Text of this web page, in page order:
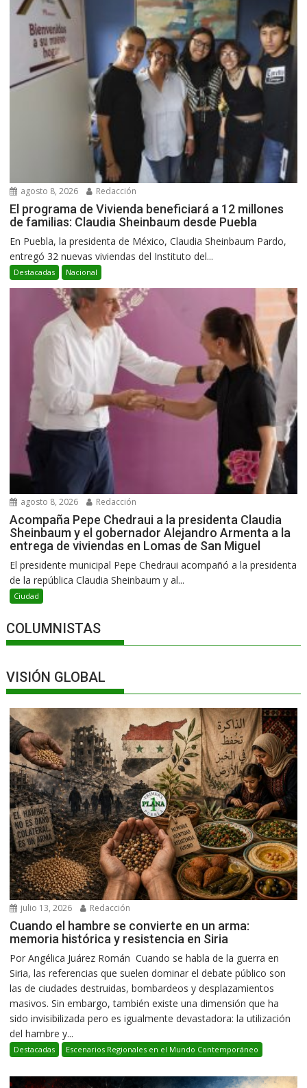
agosto 8, 2026 Redacción
El programa de Vivienda beneficiará a 12 millones
de familias: Claudia Sheinbaum desde Puebla
En Puebla, la presidenta de México, Claudia Sheinbaum Pardo,
entregó 32 nuevas viviendas del Instituto del...
Destacadas Nacional
agosto 8, 2026 Redacción
Acompaña Pepe Chedraui a la presidenta Claudia
Sheinbaum y el gobernador Alejandro Armenta a la
entrega de viviendas en Lomas de San Miguel
El presidente municipal Pepe Chedraui acompañó a la presidenta
de la república Claudia Sheinbaum y al...
Ciudad
COLUMNISTAS
VISIÓN GLOBAL
julio 13, 2026 Redacción
Cuando el hambre se convierte en un arma:
memoria histórica y resistencia en Siria
Por Angélica Juárez Román Cuando se habla de la guerra en
Siria, las referencias que suelen dominar el debate público son
las de ciudades destruidas, bombardeos y desplazamientos
masivos. Sin embargo, también existe una dimensión que ha
sido invisibilizada pero es igualmente devastadora: la utilización
del hambre y...
Destacadas Escenarios Regionales en el Mundo Contemporáneo